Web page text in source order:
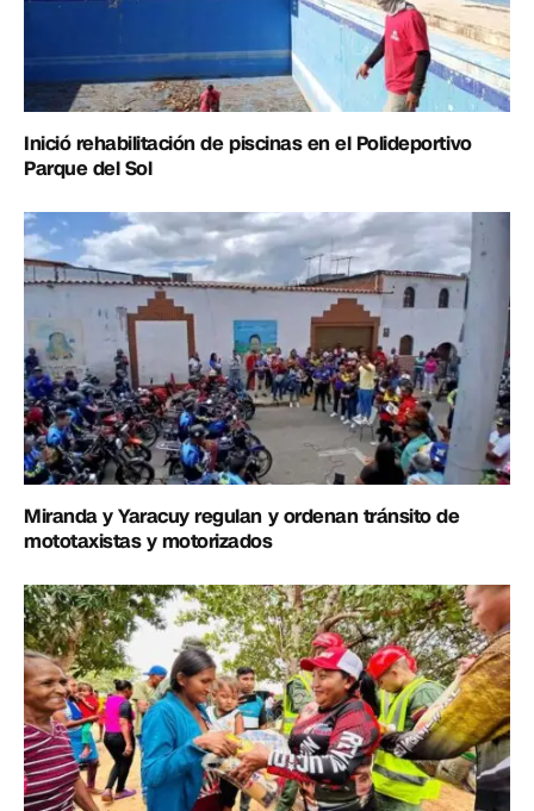
Inició rehabilitación de piscinas en el Polideportivo
Parque del Sol
Miranda y Yaracuy regulan y ordenan tránsito de
mototaxistas y motorizados